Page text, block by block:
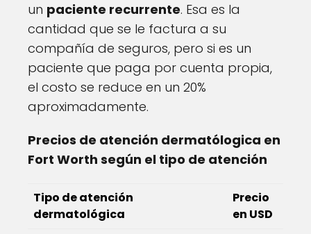
un paciente recurrente. Esa es la
cantidad que se le factura a su
compañía de seguros, pero si es un
paciente que paga por cuenta propia,
el costo se reduce en un 20%
aproximadamente.
Precios de atención dermatólogica en
Fort Worth según el tipo de atención
Tipo de atención
dermatológica
Precio
en USD